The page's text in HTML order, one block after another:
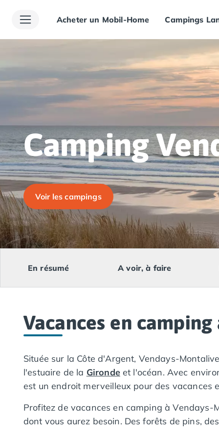
Toutes nos destinations
Camping Haut-Rhin
Camping Colmar
Camping Mulhouse
Camping Munster
Camping Dordogne
Camping Carsac-Aillac
Camping Les Eyzies-de-Tayac-Sireuil
Camping Sarlat
Camping Gironde
Camping Bordeaux
Camping Carcans
Camping Hourtin
Camping Lacanau
Camping Soulac sur Mer
Camping Vendays-Montalivet
Camping Biscarrosse
Camping Moliets et Maa
Camping Sanguinet
Camping Vieux Boucau les Bains
Camping Pyrénées Atlantiques
Camping Bayonne
Camping Biarritz
Camping Hendaye
Camping Saint Jean de Luz
Acheter un Mobil-Home Campings
Camping
Voir les campings
En résumé A voir, à faire
Vacances en
Située sur la Côte d'Argent, Vendays-
l'estuaire de la Girondeet l'océan. Avec
est un endroit merveilleux pour des
Profitez de vacances en camping à
dont vous aurez besoin. Des forêts de pins,